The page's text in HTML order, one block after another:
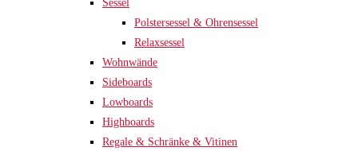
Sessel
Polstersessel & Ohrensessel
Relaxsessel
Wohnwände
Sideboards
Lowboards
Highboards
Regale & Schränke & Vitinen